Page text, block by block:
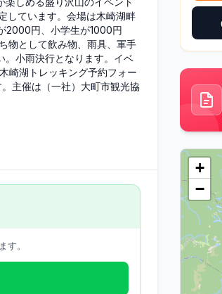
しています。会場は木崎湖畔
2000円、小学生が1000円
物として飲み物、雨具、軍手
。小雨決行となります。イベ
崎湖トレッキング予約フォー
主催は（一社）大町市観光協
す。
+
−